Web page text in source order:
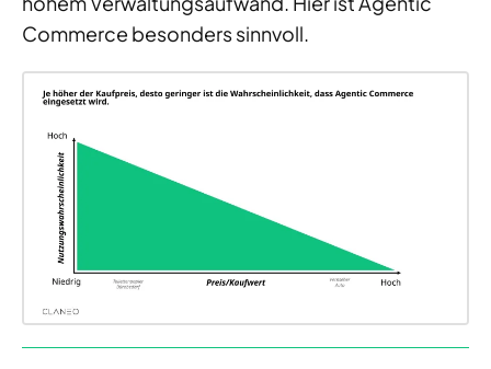
Commerce besonders sinnvoll.